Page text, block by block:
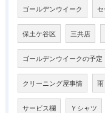
ゴールデンウイーク
保土ケ谷区 三共店
ゴールデンウイークの予定
クリーニング屋事情 雨
サービス欄 Ｙシャツ